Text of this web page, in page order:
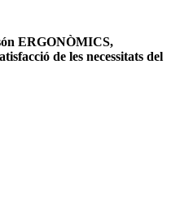
ERGONÒMICS,
de les necessitats del